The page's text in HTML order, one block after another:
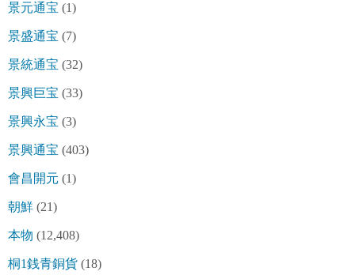
景元通宝 (1)
景盛通宝 (7)
景統通宝 (32)
景興巨宝 (33)
景興永宝 (3)
景興通宝 (403)
會昌開元 (1)
朝鮮 (21)
本物 (12,408)
桐1銭青銅貨 (18)